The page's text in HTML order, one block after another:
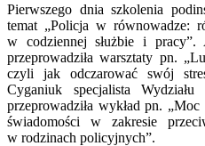
Pierwszego dnia szkolenia
temat „Policja w równowadze:
w codziennej służbie i pracy”.
przeprowadziła warsztaty pn.
czyli jak odczarować swój
Cyganiuk specjalista
przeprowadziła wykład pn.
świadomości w zakresie
w rodzinach policyjnych”.